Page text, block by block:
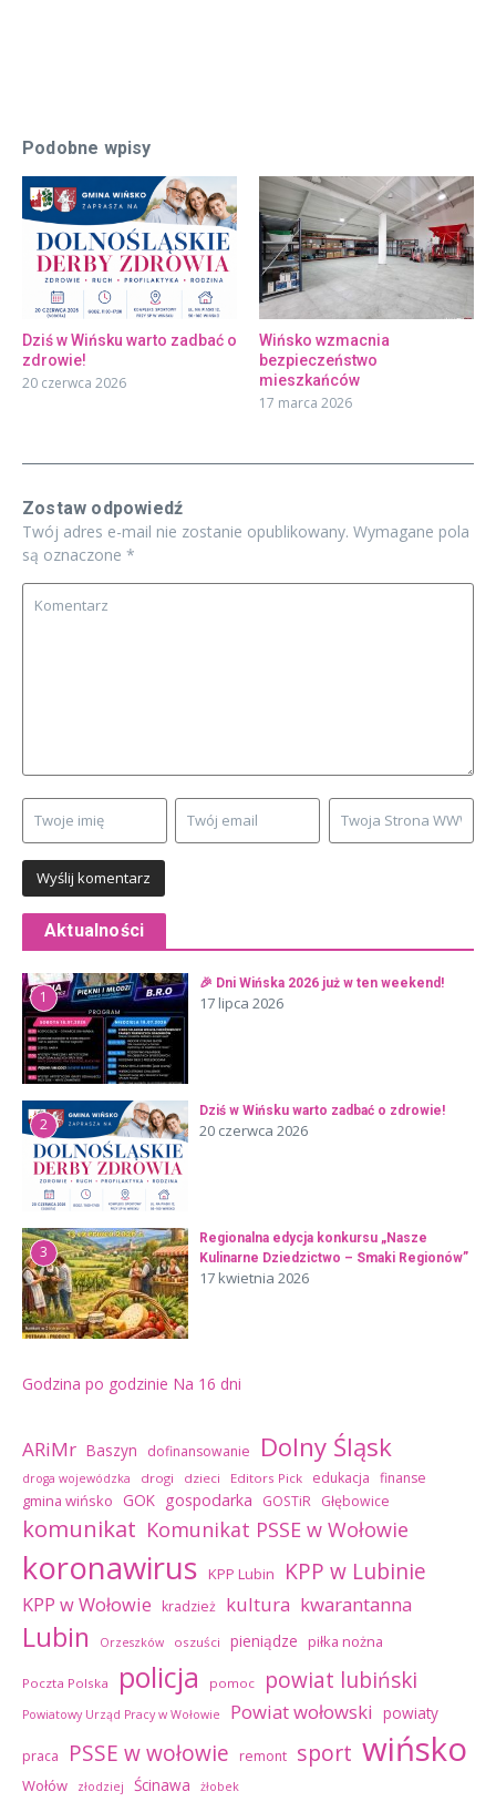
Podobne wpisy
Dziś w Wińsku warto zadbać o
zdrowie!
20 czerwca 2026
Wińsko wzmacnia
bezpieczeństwo
mieszkańców
17 marca 2026
Zostaw odpowiedź
Twój adres e-mail nie zostanie opublikowany. Wymagane pola
są oznaczone *
Aktualności
1
🎉 Dni Wińska 2026 już w ten weekend!
17 lipca 2026
2
Dziś w Wińsku warto zadbać o zdrowie!
20 czerwca 2026
3
Regionalna edycja konkursu „Nasze
Kulinarne Dziedzictwo – Smaki Regionów”
17 kwietnia 2026
Godzina po godzinie Na 16 dni
ARiMr Baszyn dofinansowanie Dolny Śląsk
droga wojewódzka drogi dzieci Editors Pick edukacja finanse
gmina wińsko GOK gospodarka GOSTiR Głębowice
komunikat Komunikat PSSE w Wołowie
koronawirus KPP Lubin KPP w Lubinie
KPP w Wołowie kradzież kultura kwarantanna
Lubin Orzeszków oszuści pieniądze piłka nożna
Poczta Polska policja pomoc powiat lubiński
Powiatowy Urząd Pracy w Wołowie Powiat wołowski powiaty
praca PSSE w wołowie remont sport wińsko
Wołów złodziej Ścinawa żłobek